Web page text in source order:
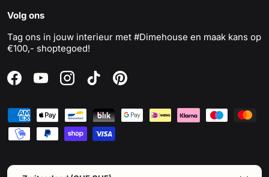
Volg ons
Tag ons in jouw interieur met #Dimehouse en maak kans op
€100,- shoptegoed!
FacebookYouTubeInstagramTikTokPinterest
Geaccepteerde betaalmethoden
Land/Regio